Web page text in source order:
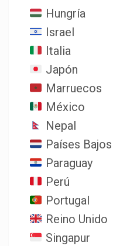
Hungría
Israel
Italia
Japón
Marruecos
México
Nepal
Países Bajos
Paraguay
Perú
Portugal
Reino Unido
Singapur